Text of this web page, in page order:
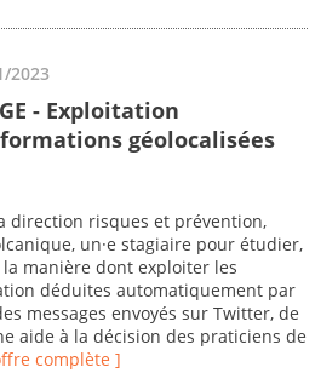
2023
- Exploitation
géolocalisées
direction risques et prévention,
un·e stagiaire pour étudier,
la manière dont exploiter les
déduites automatiquement par
messages envoyés sur Twitter, de
aide à la décision des praticiens de
complète ]